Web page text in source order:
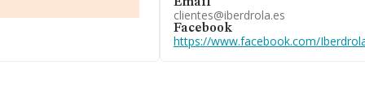
benz España
clientes@iberdrola.es
Facebook
https://www.facebook.com/